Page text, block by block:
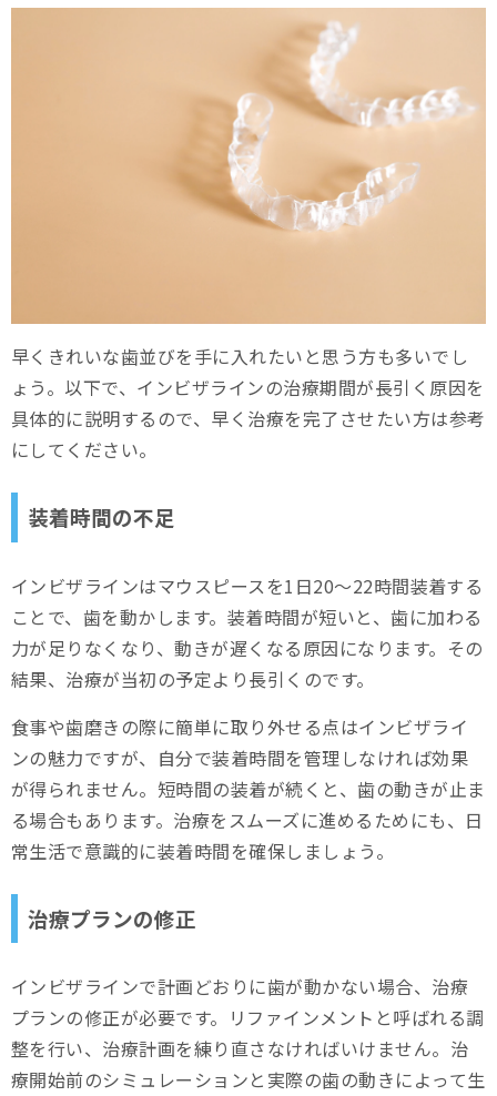
早くきれいな歯並びを手に入れたいと思う方も多いでし
ょう。以下で、インビザラインの治療期間が長引く原因を
具体的に説明するので、早く治療を完了させたい方は参考
にしてください。
装着時間の不足
インビザラインはマウスピースを1日20～22時間装着する
ことで、歯を動かします。装着時間が短いと、歯に加わる
力が足りなくなり、動きが遅くなる原因になります。その
結果、治療が当初の予定より長引くのです。
食事や歯磨きの際に簡単に取り外せる点はインビザライ
ンの魅力ですが、自分で装着時間を管理しなければ効果
が得られません。短時間の装着が続くと、歯の動きが止ま
る場合もあります。治療をスムーズに進めるためにも、日
常生活で意識的に装着時間を確保しましょう。
治療プランの修正
インビザラインで計画どおりに歯が動かない場合、治療
プランの修正が必要です。リファインメントと呼ばれる調
整を行い、治療計画を練り直さなければいけません。治
療開始前のシミュレーションと実際の歯の動きによって生